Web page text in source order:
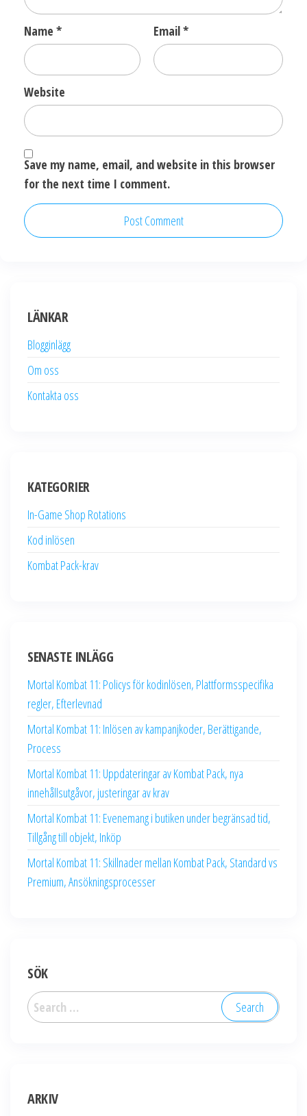
Name * Email*
Website
Save my name, email, and website in this browser
for the next time I comment.
LÄNKAR
Blogginlägg
Om oss
Kontakta oss
KATEGORIER
In-Game Shop Rotations
Kod inlösen
Kombat Pack-krav
SENASTE INLÄGG
Mortal Kombat 11: Policys för kodinlösen, Plattformsspecifika
regler, Efterlevnad
Mortal Kombat 11: Inlösen av kampanjkoder, Berättigande,
Process
Mortal Kombat 11: Uppdateringar av Kombat Pack, nya
innehållsutgåvor, justeringar av krav
Mortal Kombat 11: Evenemang i butiken under begränsad tid,
Tillgång till objekt, Inköp
Mortal Kombat 11: Skillnader mellan Kombat Pack, Standard vs
Premium, Ansökningsprocesser
SÖK
Search
for:
ARKIV